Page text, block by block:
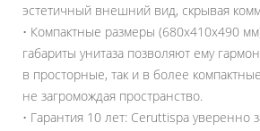
эстетичный внешний вид, скрывая
• Компактные размеры (680x410x490
габариты унитаза позволяют ему
в просторные, так и в более
не загромождая пространство.
• Гарантия 10 лет: Ceruttispa уверенно